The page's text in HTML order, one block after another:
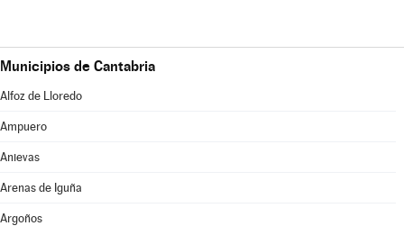
Municipios de Cantabria
Alfoz de Lloredo
Ampuero
Anievas
Arenas de Iguña
Argoños